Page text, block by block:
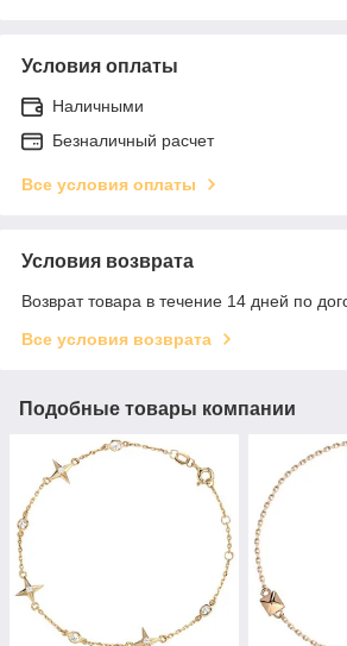
Условия оплаты
Наличными
Безналичный расчет
Все условия оплаты
Условия возврата
Возврат товара в течение 14 дней по
Все условия возврата
Подобные товары компании